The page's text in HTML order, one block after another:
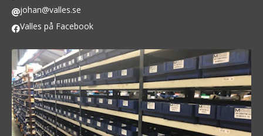
johan@valles.se
Valles på Facebook